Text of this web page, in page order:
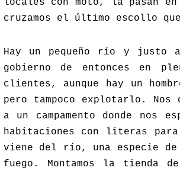
locales con moto, la pasan
cruzamos el último escollo
Hay un pequeño río y justo
gobierno de entonces en
clientes, aunque hay un
pero tampoco explotarlo. Nos
a un campamento donde nos
habitaciones con literas
viene del río, una especie de
fuego. Montamos la tienda de